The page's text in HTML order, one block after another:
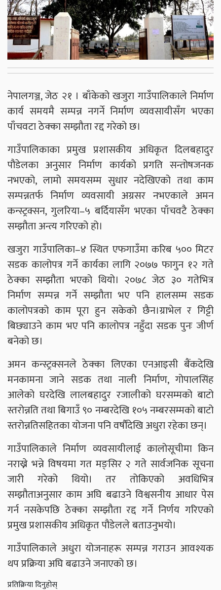
नेपालगञ्ज, जेठ २१ । बाँकेको खजुरा गाउँपालिकाले निर्माण
कार्य समयमै सम्पन्न नगर्ने निर्माण व्यवसायीसँग भएका
पाँचवटा ठेक्का सम्झौता रद्द गरेको छ।
गाउँपालिकाका प्रमुख प्रशासकीय अधिकृत दिलबहादुर
पौडेलका अनुसार निर्माण कार्यको प्रगति सन्तोषजनक
नभएको, लामो समयसम्म सुधार नदेखिएको तथा काम
सम्पन्नतर्फ निर्माण व्यवसायी अग्रसर नभएकाले अमन
कन्स्ट्रक्सन, गुलरिया–५ बर्दियासँग भएका पाँचवटै ठेक्का
सम्झौता अन्त्य गरिएको हो।
खजुरा गाउँपालिका–४ स्थित एफगाउँमा करिब ५०० मिटर
सडक कालोपत्र गर्ने कार्यका लागि २०७७ फागुन १२ गते
ठेक्का सम्झौता भएको थियो। २०७८ जेठ ३० गतेभित्र
निर्माण सम्पन्न गर्ने सम्झौता भए पनि हालसम्म सडक
कालोपत्रको काम पूरा हुन सकेको छैन।ग्राभेल र गिट्टी
बिछ्याउने काम भए पनि कालोपत्र नहुँदा सडक पुनः जीर्ण
बनेको छ।
अमन कन्स्ट्रक्सनले ठेक्का लिएका एनआइसी बैंकदेखि
मनकामना जाने सडक तथा नाली निर्माण, गोपालसिंह
आलेको घरदेखि लालबहादुर रजालीको घरसम्मको बाटो
स्तरोन्नति तथा बिगाउँ ९० नम्बरदेखि १०५ नम्बरसम्मको बाटो
स्तरोन्नतिसहितका योजना पनि वर्षौंदेखि अधुरा रहेका छन्।
गाउँपालिकाले निर्माण व्यवसायीलाई कालोसूचीमा किन
नराख्ने भन्ने विषयमा गत मङ्सिर २ गते सार्वजनिक सूचना
जारी गरेको थियो। तर तोकिएको अवधिभित्र
सम्झौताअनुसार काम अघि बढाउने विश्वसनीय आधार पेस
गर्न नसकेपछि ठेक्का सम्झौता रद्द गर्ने निर्णय गरिएको
प्रमुख प्रशासकीय अधिकृत पौडेलले बताउनुभयो।
गाउँपालिकाले अधुरा योजनाहरू सम्पन्न गराउन आवश्यक
थप प्रक्रिया अघि बढाउने जनाएको छ।
प्रतिक्रिया दिनुहोस्